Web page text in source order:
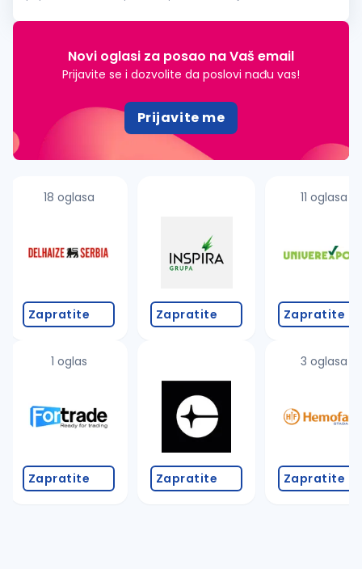
ili srodne...
Novi oglasi za posao na Vaš email
Prijavite se i dozvolite da poslovi nađu vas!
Prijavite me
18 oglasa
Zapratite
1 oglas
Zapratite
Zapratite
Zapratite
11 oglasa
Zapratite
3 oglasa
Zapratite